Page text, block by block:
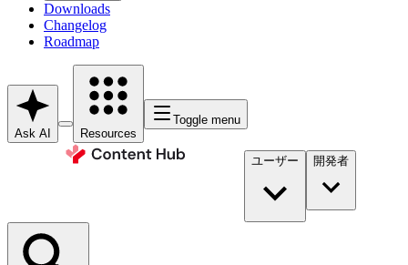
Downloads
Changelog
Roadmap
Ask AI Resources
Toggle menu
ユーザー 開発者​